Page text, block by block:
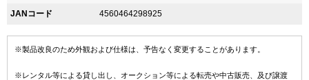
JANコード 4560464298925
※製品改良のため外観および仕様は、予告なく変更することがあります。
※レンタル等による貸し出し、オークション等による転売や中古販売、及び譲渡